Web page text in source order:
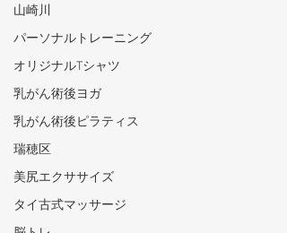
山崎川
パーソナルトレーニング
オリジナルTシャツ
乳がん術後ヨガ
乳がん術後ピラティス
瑞穂区
美尻エクササイズ
タイ古式マッサージ